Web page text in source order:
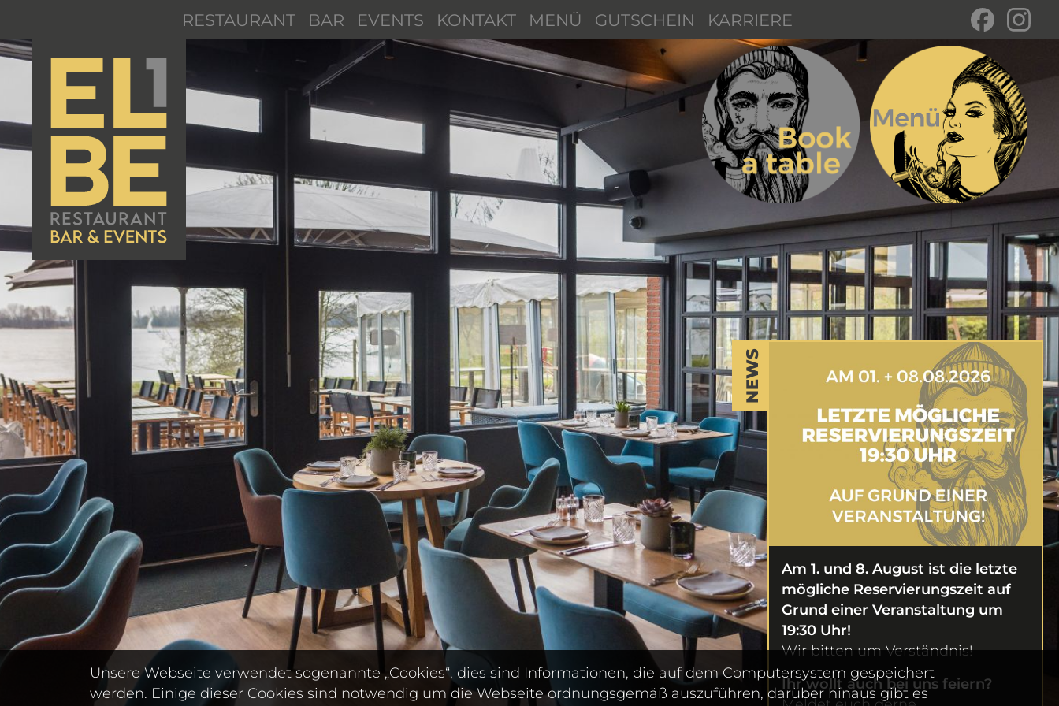
RESTAURANT BAR EVENTS KONTAKT MENÜ GUTSCHEIN KARRIERE
NEWS
Am 1. und 8. August ist die letzte
mögliche Reservierungszeit auf
Grund einer Veranstaltung um
19:30 Uhr!
Wir bitten um Verständnis!
Ihr wollt auch bei uns feiern?
Unsere Webseite verwendet sogenannte „Cookies“, dies sind Informationen, die auf dem Computersystem gespeichert
werden. Einige dieser Cookies sind notwendig um die Webseite ordnungsgemäß auszuführen, darüber hinaus gibt es